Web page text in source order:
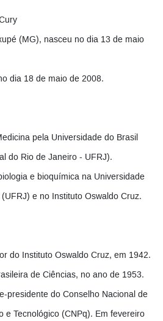
(MG), nasceu no dia 13 de maio
dia 18 de maio de 2008.
pela Universidade do Brasil
do Rio de Janeiro - UFRJ).
e bioquímica na Universidade
e no Instituto Oswaldo Cruz.
do Instituto Oswaldo Cruz, em 1942.
de Ciências, no ano de 1953.
presidente do Conselho Nacional de
e Tecnológico (CNPq). Em fevereiro